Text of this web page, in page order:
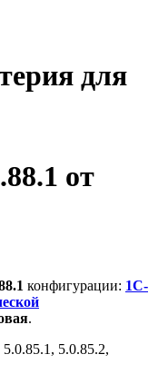
для
от
конфигурации: 1С-
.
5.0.85.2,